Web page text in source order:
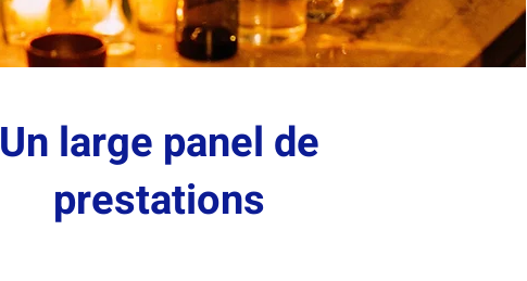
Un large panel de
prestations